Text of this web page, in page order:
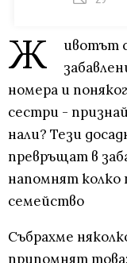
Ж
ивотът
номера и
сестри -
нали? Тези
превръщат в
напомнят колко
семейство
Събрахме
припомнят това: